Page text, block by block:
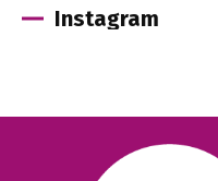
Instagram